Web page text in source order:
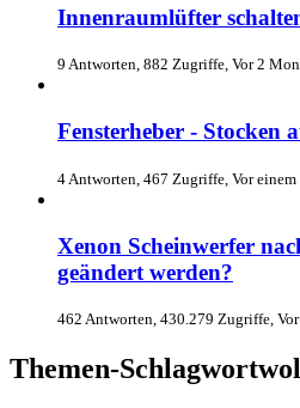
Innenraumlüfter
9 Antworten, 882 Zugriffe, Vor 2
Fensterheber - Stocken
4 Antworten, 467 Zugriffe, Vor
Xenon Scheinwerfer
geändert werden?
462 Antworten, 430.279 Zugriffe, Vor
Themen-